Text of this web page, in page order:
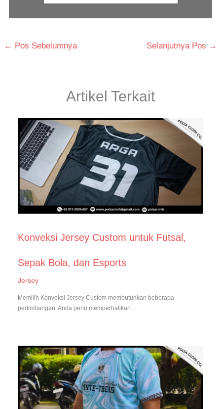
← Pos Sebelumnya Selanjutnya Pos →
Artikel Terkait
Konveksi Jersey Custom untuk Futsal,
Sepak Bola, dan Esports
Jersey
Memilih Konveksi Jersey Custom membutuhkan beberapa
pertimbangan. Anda perlu memperhatikan…